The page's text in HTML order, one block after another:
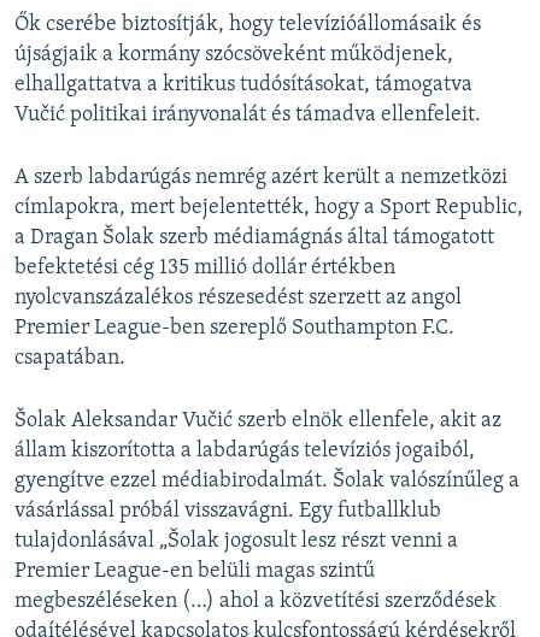
Ők cserébe biztosítják, hogy televízióállomásaik és
újságjaik a kormány szócsöveként működjenek,
elhallgattatva a kritikus tudósításokat, támogatva
Vučić politikai irányvonalát és támadva ellenfeleit.
A szerb labdarúgás nemrég azért került a nemzetközi
címlapokra, mert bejelentették, hogy a Sport Republic,
a Dragan Šolak szerb médiamágnás által támogatott
befektetési cég 135 millió dollár értékben
nyolcvanszázalékos részesedést szerzett az angol
Premier League-ben szereplő Southampton F.C.
csapatában.
Šolak Aleksandar Vučić szerb elnök ellenfele, akit az
állam kiszorította a labdarúgás televíziós jogaiból,
gyengítve ezzel médiabirodalmát. Šolak valószínűleg a
vásárlással próbál visszavágni. Egy futballklub
tulajdonlásával „Šolak jogosult lesz részt venni a
Premier League-en belüli magas szintű
megbeszéléseken (…) ahol a közvetítési szerződések
odaítélésével kapcsolatos kulcsfontosságú kérdésekről